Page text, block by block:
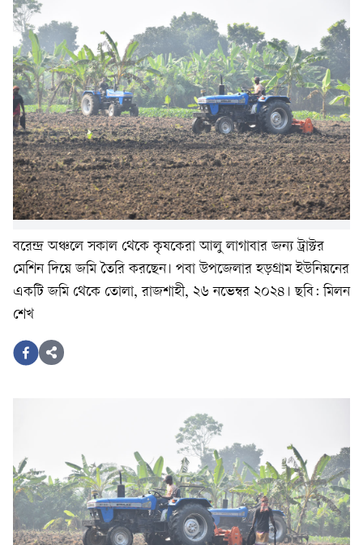
বরেন্দ্র অঞ্চলে সকাল থেকে কৃষকেরা আলু লাগাবার জন্য ট্রাক্টর
মেশিন দিয়ে জমি তৈরি করছেন। পবা উপজেলার হড়গ্রাম ইউনিয়নের
একটি জমি থেকে তোলা, রাজশাহী, ২৬ নভেম্বর ২০২৪। ছবি: মিলন
শেখ